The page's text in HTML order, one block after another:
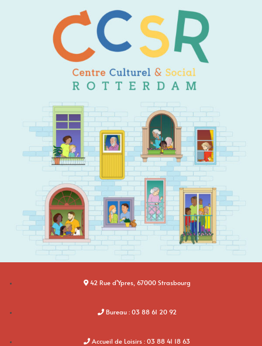
42 Rue d'Ypres, 67000 Strasbourg
Bureau : 03 88 61 20 92
Accueil de Loisirs : 03 88 41 18 63